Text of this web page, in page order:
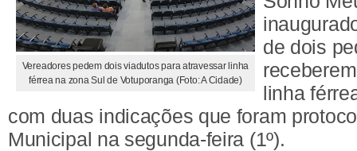
Vereadores pedem dois viadutos para atravessar linha
férrea na zona Sul de Votuporanga (Foto: A Cidade)
de dois
linha
com duas indicações que foram
Municipal na segunda-feira (1º).